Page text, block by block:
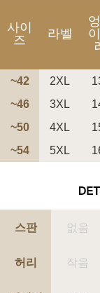
페이코 ID
사이
즈
라벨
~42 2XL
~46
3XL
~50
4XL
~54
5XL
스판 없음
허리 작음